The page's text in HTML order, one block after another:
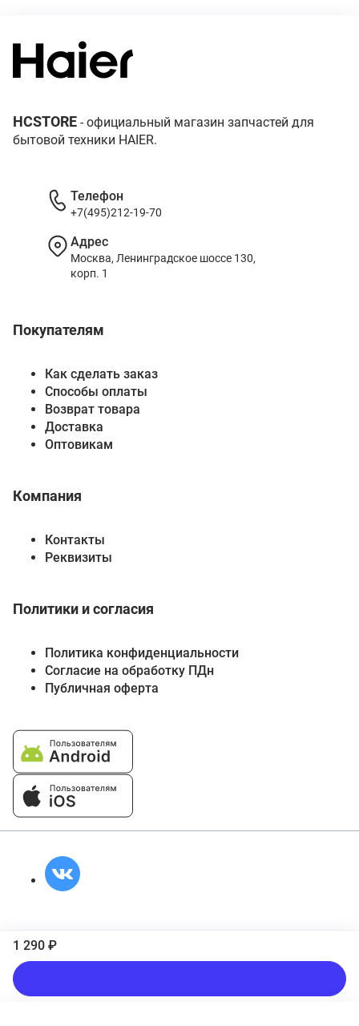
1 290 ₽
HCSTORE - официальный магазин запчастей для
бытовой техники HAIER.
Покупателям
Как сделать заказ
Способы оплаты
Возврат товара
Доставка
Оптовикам
Компания
Контакты
Реквизиты
Политики и согласия
Политика конфиденциальности
Согласие на обработку ПДн
Публичная оферта
Телефон
+7(495)212-19-70
Адрес
Москва, Ленинградское шоссе 130,
корп. 1